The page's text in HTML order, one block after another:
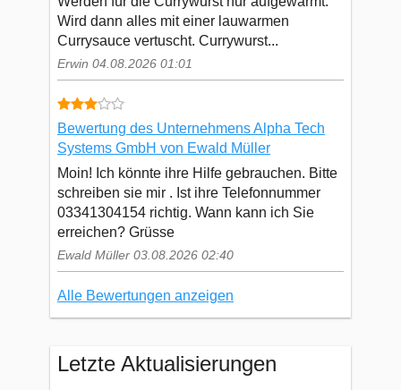
Wird dann alles mit einer lauwarmen
Currysauce vertuscht. Currywurst...
Erwin 04.08.2026 01:01
Bewertung des Unternehmens Alpha Tech
Systems GmbH von Ewald Müller
Moin! Ich könnte ihre Hilfe gebrauchen. Bitte
schreiben sie mir . Ist ihre Telefonnummer
03341304154 richtig. Wann kann ich Sie
erreichen? Grüsse
Ewald Müller 03.08.2026 02:40
Alle Bewertungen anzeigen
Letzte Aktualisierungen